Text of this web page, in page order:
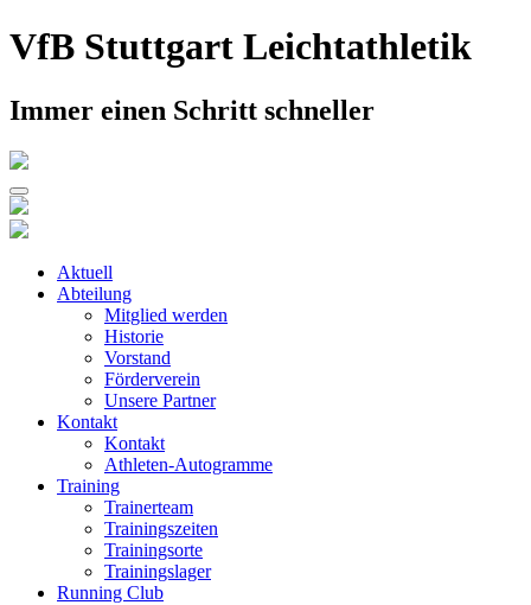
Skip
to
VfB Stuttgart Leichtathletik
Immer einen Schritt schneller
Aktuell
Abteilung
Mitglied werden
Historie
Vorstand
Förderverein
Unsere Partner
Kontakt
Kontakt
Athleten-Autogramme
Training
Trainerteam
Trainingszeiten
Trainingsorte
Trainingslager
Running Club